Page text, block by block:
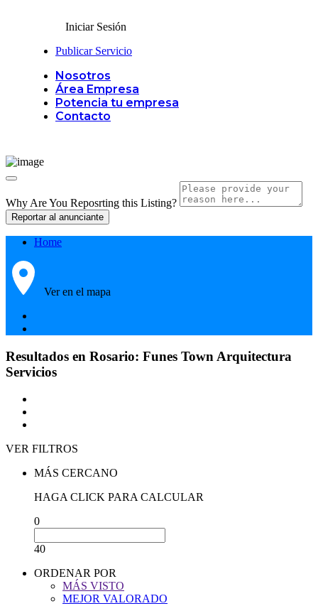
Iniciar Sesión
Publicar Servicio
Nosotros
Área Empresa
Potencia tu empresa
Contacto
Why Are You Reposrting this Listing?
Reportar al anunciante
Home
Ver en el mapa
Resultados en Rosario: Funes Town Arquitectura
Servicios
VER FILTROS
MÁS CERCANO
HAGA CLICK PARA CALCULAR
0
40
ORDENAR POR
MÁS VISTO
MEJOR VALORADO